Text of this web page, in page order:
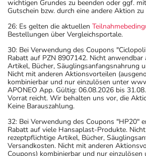
wichtigen Grundes zu beenden oder ggf.
Gutschein bzw. durch eine andere Aktion zu
26: Es gelten die aktuellen
Bestellungen über Vergleichsportale.
30: Bei Verwendung des Coupons
Rabatt auf PZN 8907142. Nicht
Artikel, Bücher, Säuglingsanfangsnahrung
Nicht mit anderen Aktionsvorteilen
kombinierbar und nur einzulösen unter
APONEO App. Gültig: 06.08.2026 bis
Vorrat reicht. Wir behalten uns vor, die
Keine Barauszahlung.
32: Bei Verwendung des Coupons "HP20"
Rabatt auf viele Hansaplast-Produkte.
rezeptpflichtige Artikel, Bücher,
Versandkosten. Nicht mit anderen
Coupons) kombinierbar und nur